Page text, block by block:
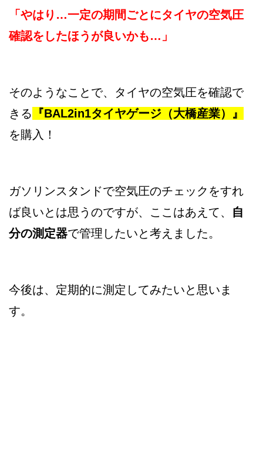
「やはり…一定の期間ごとにタイヤの空気圧
確認をしたほうが良いかも…」
そのようなことで、タイヤの空気圧を確認で
きる 『BAL2in1タイヤゲージ（大橋産業）』
を購入！
ガソリンスタンドで空気圧のチェックをすれ
ば良いとは思うのですが、ここはあえて、 自
分の測定器で管理したいと考えました。
今後は、定期的に測定してみたいと思いま
す。